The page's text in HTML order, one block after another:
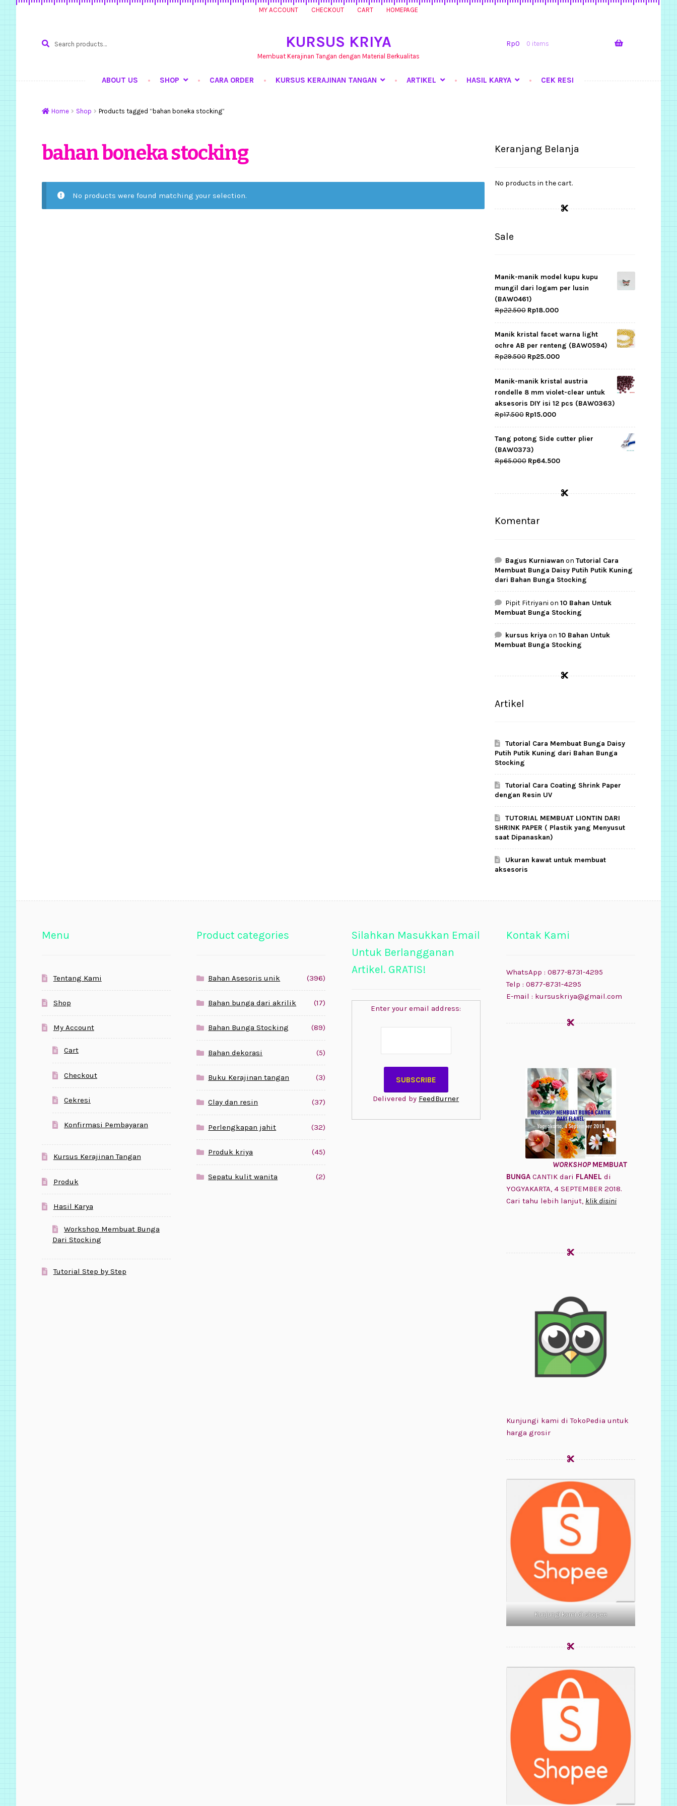
MY ACCOUNT CHECKOUT CART HOMEPAGE
for:
Rp0 0 items
KURSUS KRIYA
Membuat Kerajinan Tangan dengan Material Berkualitas
ABOUT US SHOP CARA ORDER KURSUS KERAJINAN TANGAN ARTIKEL HASIL KARYA CEK RESI
Home Shop Products tagged “bahan boneka stocking”
bahan boneka stocking
No products were found matching your selection.
Keranjang Belanja
No products in the cart.
Sale
Manik-manik model kupu kupu
mungil dari logam per lusin
(BAW0461)
Rp22.500 Original
price
was:
Rp22.500.
Rp18.000Current
price
is:
Rp18.000.
Manik kristal facet warna light
ochre AB per renteng (BAW0594)
Rp29.500 Original
price
was:
Rp29.500.
Rp25.000Current
price
is:
Rp25.000.
Manik-manik kristal austria
rondelle 8 mm violet-clear untuk
aksesoris DIY isi 12 pcs (BAW0363)
Rp17.500 Original
price
was:
Rp17.500.
Rp15.000Current
price
is:
Tang potong Side cutter plier
(BAW0373)
Rp65.000 Original
Rp65.000.
Rp64.500Current
Rp64.500.
Komentar
Bagus Kurniawan onTutorial Cara
Membuat Bunga Daisy Putih Putik Kuning
dari Bahan Bunga Stocking
Pipit Fitriyani on10 Bahan Untuk
Membuat Bunga Stocking
kursus kriya on10 Bahan Untuk
Membuat Bunga Stocking
Artikel
Tutorial Cara Membuat Bunga Daisy
Putih Putik Kuning dari Bahan Bunga
Stocking
Tutorial Cara Coating Shrink Paper
dengan Resin UV
TUTORIAL MEMBUAT LIONTIN DARI
SHRINK PAPER ( Plastik yang Menyusut
saat Dipanaskan)
Ukuran kawat untuk membuat
aksesoris
Menu
Tentang Kami
Shop
My Account
Cart
Checkout
Cekresi
Konfirmasi Pembayaran
Kursus Kerajinan Tangan
Produk
Hasil Karya
Workshop Membuat Bunga
Dari Stocking
Tutorial Step by Step
Product categories
Bahan Asesoris unik (396)
Bahan bunga dari akrilik (17)
Bahan Bunga Stocking (89)
Bahan dekorasi (5)
Buku Kerajinan tangan (3)
Clay dan resin (37)
Perlengkapan jahit (32)
Produk kriya (45)
Sepatu kulit wanita (2)
Silahkan Masukkan Email
Untuk Berlangganan
Artikel. GRATIS!
Enter your email address:
Delivered by FeedBurner
Kontak Kami
WhatsApp : 0877-8731-4295
Telp : 0877-8731-4295
E-mail : kursuskriya@gmail.com
WORKSHOP MEMBUAT
BUNGA CANTIK dari FLANEL di
YOGYAKARTA, 4 SEPTEMBER 2018.
Cari tahu lebih lanjut, klik disini
Kunjungi kami di TokoPedia untuk
harga grosir
Kunjungi kami di shopee